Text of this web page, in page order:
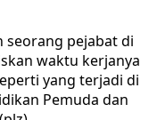
seorang pejabat di
waktu kerjanya
yang terjadi di
Pemuda dan